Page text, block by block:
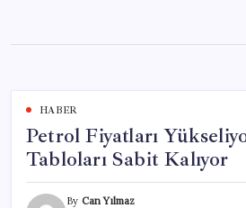
content
HABER
Petrol Fiyatları
Tabloları Sabit Kalıyor
By Can Yılmaz